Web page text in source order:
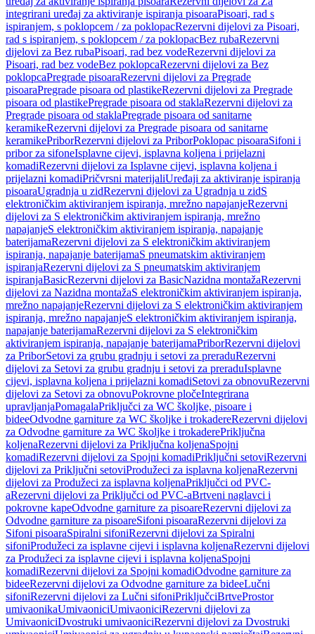
integrirani uređaj za aktiviranje ispiranja pisoaraPisoari, rad s
ispiranjem, s poklopcem / za poklopacRezervni dijelovi za Pisoari,
rad s ispiranjem, s poklopcem / za poklopacBez rubaRezervni
dijelovi za Bez rubaPisoari, rad bez vodeRezervni dijelovi za
Pisoari, rad bez vodeBez poklopcaRezervni dijelovi za Bez
poklopcaPregrade pisoaraRezervni dijelovi za Pregrade
pisoaraPregrade pisoara od plastikeRezervni dijelovi za Pregrade
pisoara od plastikePregrade pisoara od staklaRezervni dijelovi za
Pregrade pisoara od staklaPregrade pisoara od sanitarne
keramikeRezervni dijelovi za Pregrade pisoara od sanitarne
keramikePriborRezervni dijelovi za PriborPoklopac pisoaraSifoni i
pribor za sifoneIsplavne cijevi, isplavna koljena i prijelazni
komadiRezervni dijelovi za Isplavne cijevi, isplavna koljena i
prijelazni komadiPričvrsni materijaliUređaji za aktiviranje ispiranja
pisoaraUgradnja u zidRezervni dijelovi za Ugradnja u zidS
elektroničkim aktiviranjem ispiranja, mrežno napajanjeRezervni
dijelovi za S elektroničkim aktiviranjem ispiranja, mrežno
napajanjeS elektroničkim aktiviranjem ispiranja, napajanje
baterijamaRezervni dijelovi za S elektroničkim aktiviranjem
ispiranja, napajanje baterijamaS pneumatskim aktiviranjem
ispiranjaRezervni dijelovi za S pneumatskim aktiviranjem
ispiranjaBasicRezervni dijelovi za BasicNazidna montažaRezervni
dijelovi za Nazidna montažaS elektroničkim aktiviranjem ispiranja,
mrežno napajanjeRezervni dijelovi za S elektroničkim aktiviranjem
ispiranja, mrežno napajanjeS elektroničkim aktiviranjem ispiranja,
napajanje baterijamaRezervni dijelovi za S elektroničkim
aktiviranjem ispiranja, napajanje baterijamaPriborRezervni dijelovi
za PriborSetovi za grubu gradnju i setovi za preraduRezervni
dijelovi za Setovi za grubu gradnju i setovi za preraduIsplavne
cijevi, isplavna koljena i prijelazni komadiSetovi za obnovuRezervni
dijelovi za Setovi za obnovuPokrovne pločeIntegrirana
upravljanjaPomagalaPriključci za WC školjke, pisoare i
bideeOdvodne garniture za WC školjke i trokadereRezervni dijelovi
za Odvodne garniture za WC školjke i trokaderePriključna
koljenaRezervni dijelovi za Priključna koljenaSpojni
komadiRezervni dijelovi za Spojni komadiPriključni setoviRezervni
dijelovi za Priključni setoviProdužeci za isplavna koljenaRezervni
dijelovi za Produžeci za isplavna koljenaPriključci od PVC-
aRezervni dijelovi za Priključci od PVC-aBrtveni naglavci i
pokrovne kapeOdvodne garniture za pisoareRezervni dijelovi za
Odvodne garniture za pisoareSifoni pisoaraRezervni dijelovi za
Sifoni pisoaraSpiralni sifoniRezervni dijelovi za Spiralni
sifoniProdužeci za isplavne cijevi i isplavna koljenaRezervni dijelovi
za Produžeci za isplavne cijevi i isplavna koljenaSpojni
komadiRezervni dijelovi za Spojni komadiOdvodne garniture za
bideeRezervni dijelovi za Odvodne garniture za bideeLučni
sifoniRezervni dijelovi za Lučni sifoniPriključciBrtveProstor
umivaonikaUmivaoniciUmivaoniciRezervni dijelovi za
UmivaoniciDvostruki umivaoniciRezervni dijelovi za Dvostruki